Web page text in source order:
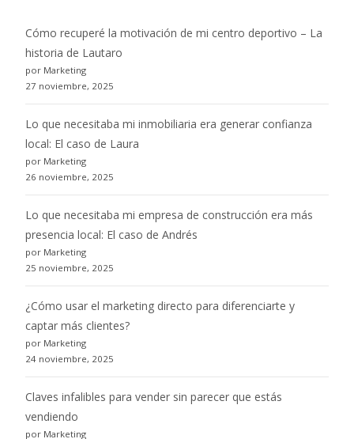
Cómo recuperé la motivación de mi centro deportivo – La
historia de Lautaro
por Marketing
27 noviembre, 2025
Lo que necesitaba mi inmobiliaria era generar confianza
local: El caso de Laura
por Marketing
26 noviembre, 2025
Lo que necesitaba mi empresa de construcción era más
presencia local: El caso de Andrés
por Marketing
25 noviembre, 2025
¿Cómo usar el marketing directo para diferenciarte y
captar más clientes?
por Marketing
24 noviembre, 2025
Claves infalibles para vender sin parecer que estás
vendiendo
por Marketing